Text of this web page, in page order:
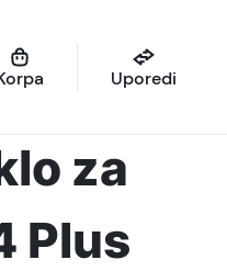
Uporedi
za
Plus